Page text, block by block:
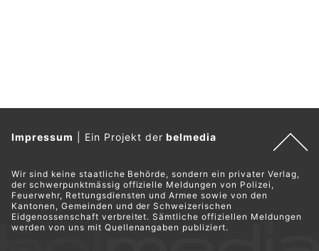
Impressum Ein Projekt derbelmedia
Wir sind keine staatliche Behörde, sondern ein privater Verlag,
der schwerpunktmässig offizielle Meldungen von Polizei,
Feuerwehr, Rettungsdiensten und Armee sowie von den
Kantonen, Gemeinden und der Schweizerischen
Eidgenossenschaft verbreitet. Sämtliche offiziellen Meldungen
werden von uns mit Quellenangaben publiziert.